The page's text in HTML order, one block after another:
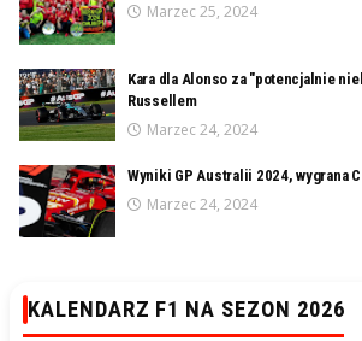
Marzec 25, 2024
Kara dla Alonso za "potencjalnie
Russellem
Marzec 24, 2024
Wyniki GP Australii 2024, wygrana
Marzec 24, 2024
KALENDARZ F1 NA SEZON 2026